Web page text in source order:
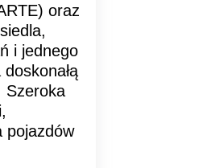
oraz
i jednego
Szeroka
pojazdów